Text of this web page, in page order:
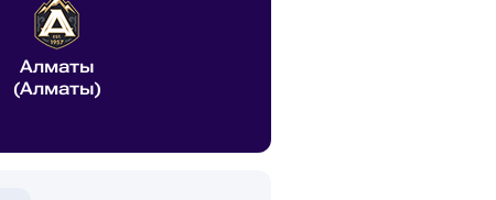
Алматы
(Алматы)